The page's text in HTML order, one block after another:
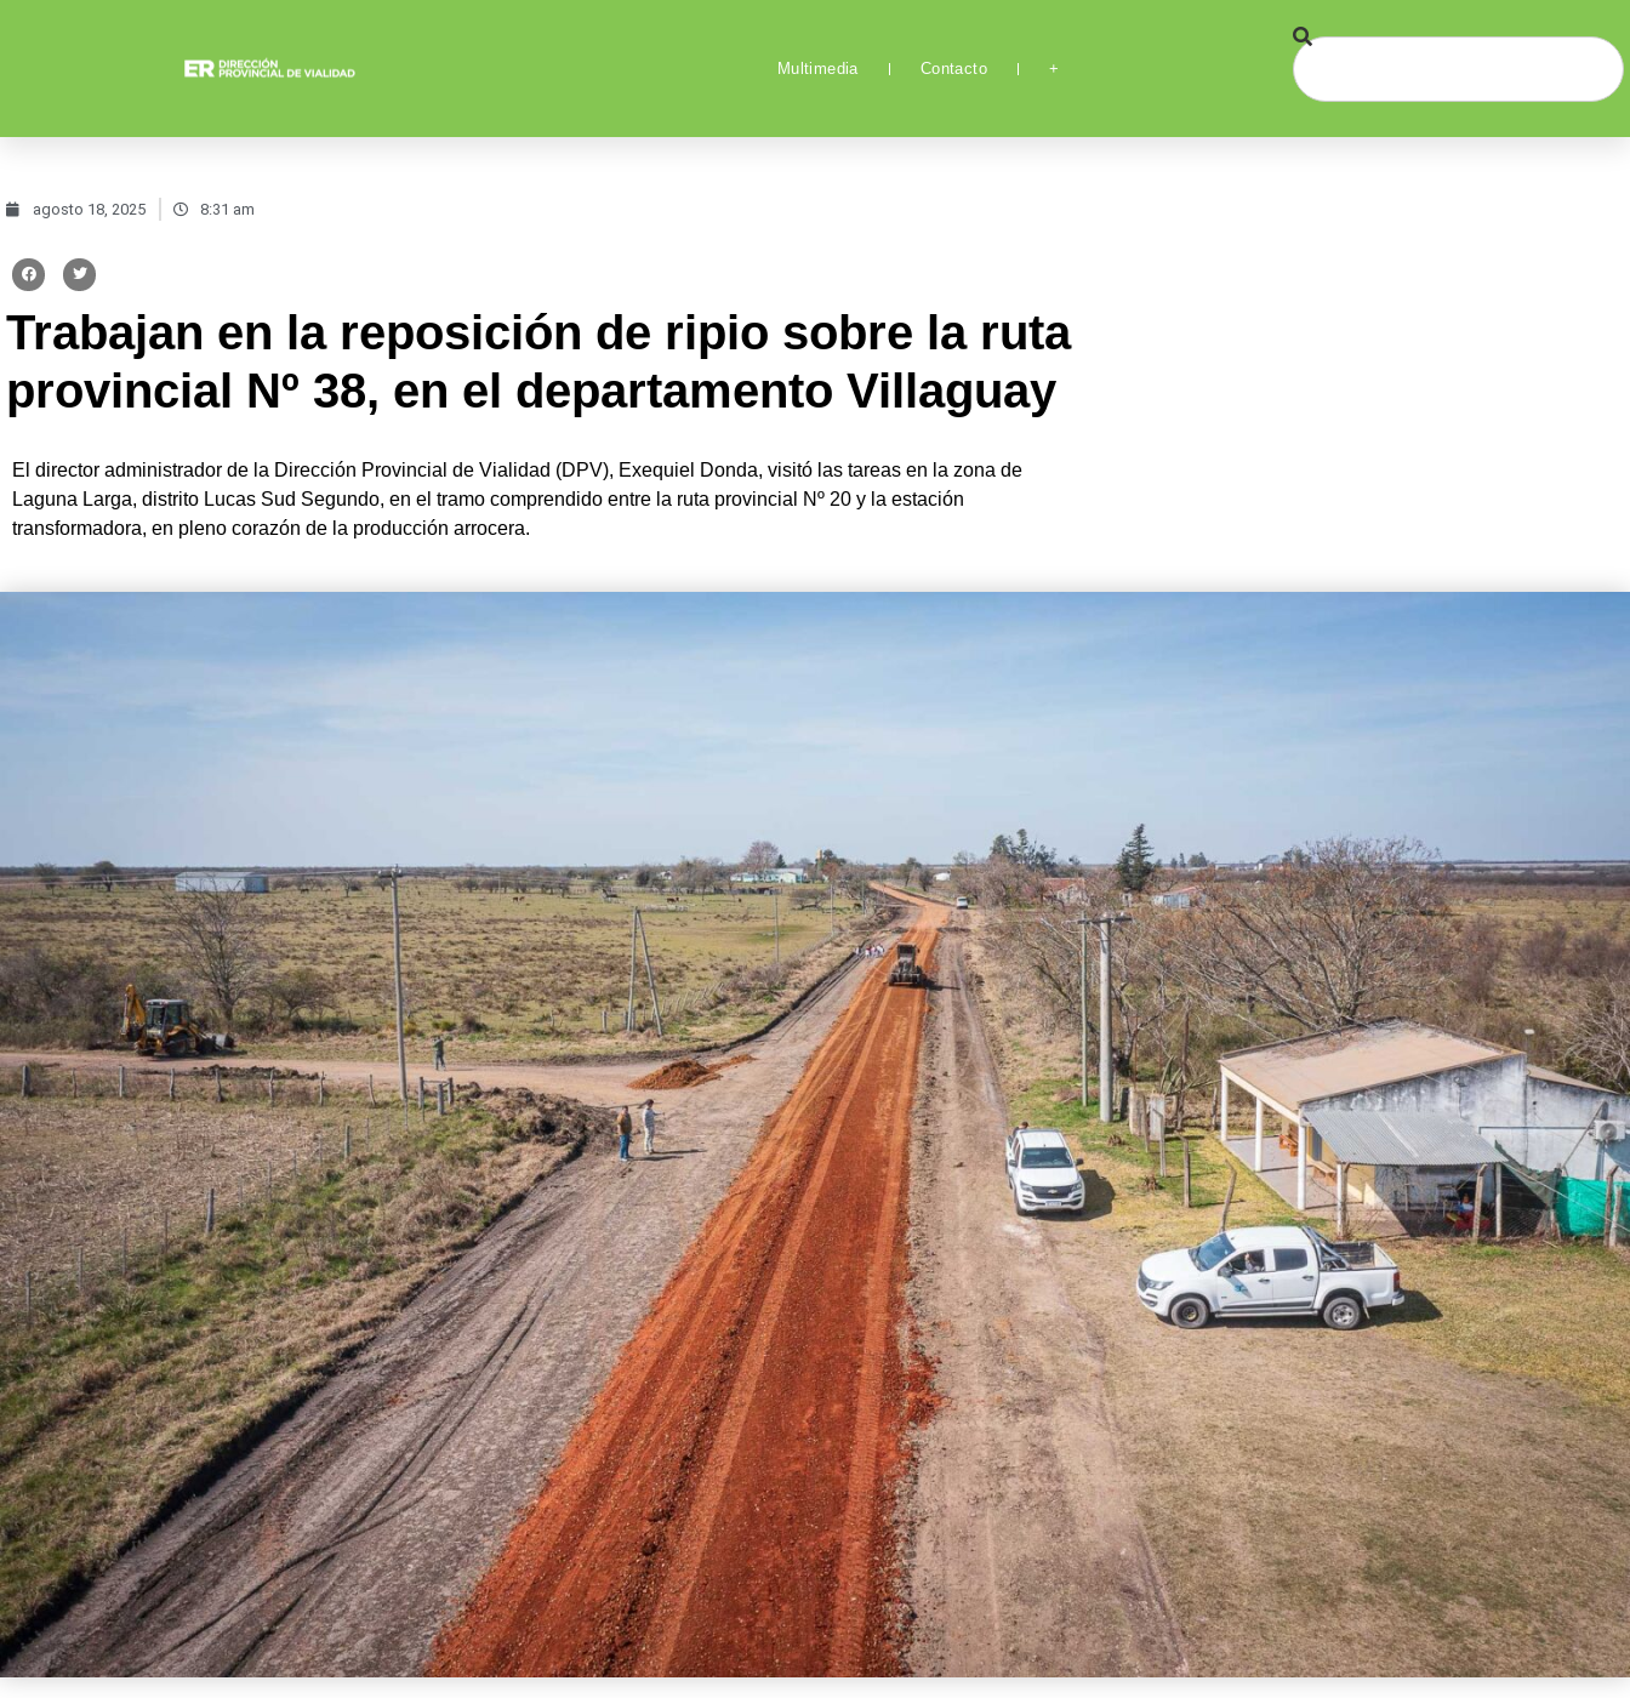
Multimedia Contacto +
agosto 18, 2025 8:31 am
Trabajan en la reposición de ripio sobre la ruta
provincial Nº 38, en el departamento Villaguay
El director administrador de la Dirección Provincial de Vialidad (DPV), Exequiel Donda, visitó las tareas en la zona de
Laguna Larga, distrito Lucas Sud Segundo, en el tramo comprendido entre la ruta provincial Nº 20 y la estación
transformadora, en pleno corazón de la producción arrocera.